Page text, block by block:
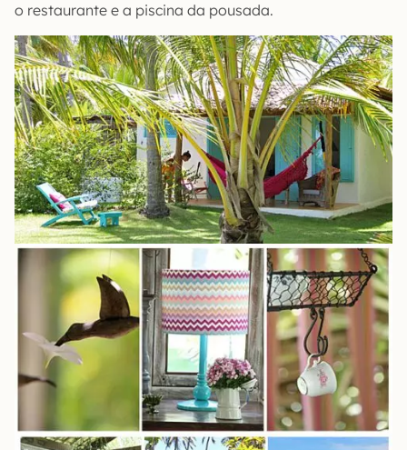
o restaurante e a piscina da pousada.